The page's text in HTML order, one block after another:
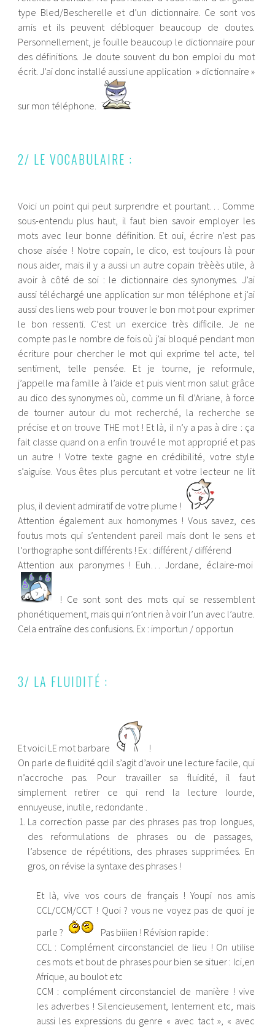
type Bled/Bescherelle et d’un dictionnaire. Ce sont vos
amis et ils peuvent débloquer beaucoup de doutes.
Personnellement, je fouille beaucoup le dictionnaire pour
des définitions. Je doute souvent du bon emploi du mot
écrit. J’ai donc installé aussi une application » dictionnaire »
sur mon téléphone.
2/ LE VOCABULAIRE :
Voici un point qui peut surprendre et pourtant… Comme
sous-entendu plus haut, il faut bien savoir employer les
mots avec leur bonne définition. Et oui, écrire n’est pas
chose aisée ! Notre copain, le dico, est toujours là pour
nous aider, mais il y a aussi un autre copain trèèès utile, à
avoir à côté de soi : le dictionnaire des synonymes. J’ai
aussi téléchargé une application sur mon téléphone et j’ai
aussi des liens web pour trouver le bon mot pour exprimer
le bon ressenti. C’est un exercice très difficile. Je ne
compte pas le nombre de fois où j’ai bloqué pendant mon
écriture pour chercher le mot qui exprime tel acte, tel
sentiment, telle pensée. Et je tourne, je reformule,
j’appelle ma famille à l’aide et puis vient mon salut grâce
au dico des synonymes où, comme un fil d’Ariane, à force
de tourner autour du mot recherché, la recherche se
précise et on trouve THE mot ! Et là, il n’y a pas à dire : ça
fait classe quand on a enfin trouvé le mot approprié et pas
un autre ! Votre texte gagne en crédibilité, votre style
s’aiguise. Vous êtes plus percutant et votre lecteur ne lit
plus, il devient admiratif de votre plume !
Attention également aux homonymes ! Vous savez, ces
foutus mots qui s’entendent pareil mais dont le sens et
l’orthographe sont différents ! Ex : différent / différend
Attention aux paronymes ! Euh… Jordane, éclaire-moi
! Ce sont sont des mots qui se ressemblent
phonétiquement, mais qui n’ont rien à voir l’un avec l’autre.
Cela entraîne des confusions. Ex : importun / opportun
3/ LA FLUIDITÉ :
Et voici LE mot barbare
!
On parle de fluidité qd il s’agit d’avoir une lecture facile, qui
n’accroche pas. Pour travailler sa fluidité, il faut
simplement retirer ce qui rend la lecture lourde,
ennuyeuse, inutile, redondante .
La correction passe par des phrases pas trop longues,
des reformulations de phrases ou de passages,
l’absence de répétitions, des phrases supprimées. En
gros, on révise la syntaxe des phrases !
Et là, vive vos cours de français ! Youpi nos amis
CCL/CCM/CCT ! Quoi ? vous ne voyez pas de quoi je
parle ?
Pas biiien ! Révision rapide :
CCL : Complément circonstanciel de lieu ! On utilise
ces mots et bout de phrases pour bien se situer : Ici,en
Afrique, au boulot etc
CCM : complément circonstanciel de manière ! vive
les adverbes ! Silencieusement, lentement etc, mais
aussi les expressions du genre « avec tact », « avec